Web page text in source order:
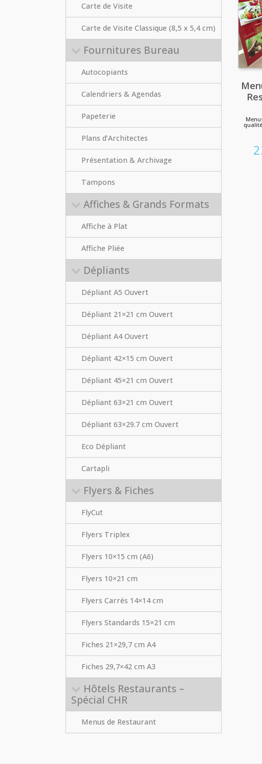
Carte de Visite
Carte de Visite Classique (8,5 x 5,4 cm)
Fournitures Bureau
Autocopiants
Calendriers & Agendas
Papeterie
Plans d’Architectes
Présentation & Archivage
Tampons
Affiches & Grands Formats
Affiche à Plat
Affiche Pliée
Dépliants
Dépliant A5 Ouvert
Dépliant 21×21 cm Ouvert
Dépliant A4 Ouvert
Dépliant 42×15 cm Ouvert
Dépliant 45×21 cm Ouvert
Dépliant 63×21 cm Ouvert
Dépliant 63×29.7 cm Ouvert
Eco Dépliant
Cartapli
Flyers & Fiches
FlyCut
Flyers Triplex
Flyers 10×15 cm (A6)
Flyers 10×21 cm
Flyers Carrés 14×14 cm
Flyers Standards 15×21 cm
Fiches 21×29,7 cm A4
Fiches 29,7×42 cm A3
Hôtels Restaurants –
Spécial CHR
Menus de Restaurant